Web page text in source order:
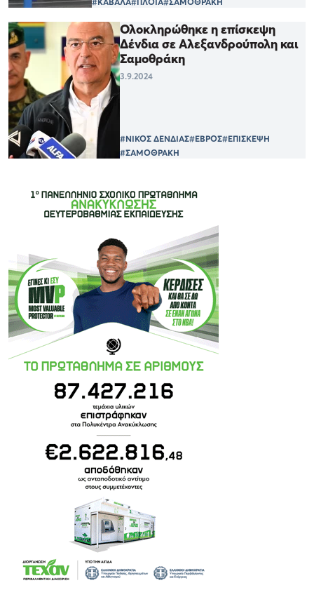
Ολοκληρώθηκε η επίσκεψη
Δένδια σε Αλεξανδρούπολη και
Σαμοθράκη
3.9.2024
#ΝΙΚΟΣ ΔΕΝΔΙΑΣ#ΕΒΡΟΣ#ΕΠΙΣΚΕΨΗ
#ΣΑΜΟΘΡΑΚΗ